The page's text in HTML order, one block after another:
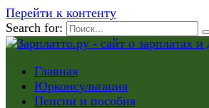
Перейти к контенту
Search for:
Главная
Юрконсультация
Пенсии и пособия